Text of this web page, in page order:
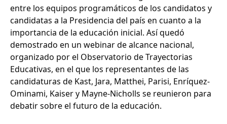
entre los equipos programáticos de los candidatos y
candidatas a la Presidencia del país en cuanto a la
importancia de la educación inicial. Así quedó
demostrado en un webinar de alcance nacional,
organizado por el Observatorio de Trayectorias
Educativas, en el que los representantes de las
candidaturas de Kast, Jara, Matthei, Parisi, Enríquez-
Ominami, Kaiser y Mayne-Nicholls se reunieron para
debatir sobre el futuro de la educación.